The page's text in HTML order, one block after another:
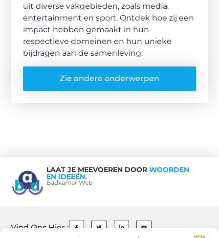
uit diverse vakgebieden, zoals media,
entertainment en sport. Ontdek hoe zij een
impact hebben gemaakt in hun
respectieve domeinen en hun unieke
bijdragen aan de samenleving.
Zie andere onderwerpen
LAAT JE MEEVOEREN DOOR WOORDEN
EN IDEEËN.
Badkamer Web
Vind Ons Hier :